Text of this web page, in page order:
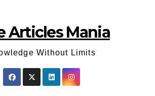
Articles Mania
Without Limits